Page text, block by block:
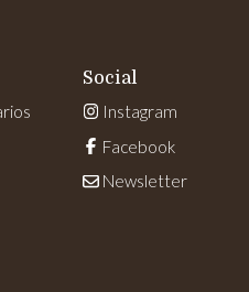
Social
Instagram
Facebook
Newsletter